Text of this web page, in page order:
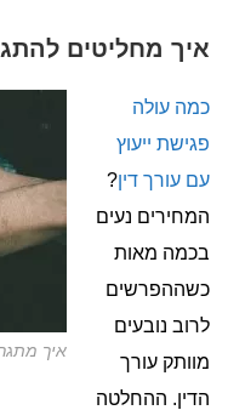
איך מחליטים
איך
כמה עולה
פגישת ייעוץ
עם עורך דין?
המחירים נעים
בכמה מאות
כשההפרשים
לרוב נובעים
מוותק עורך
הדין. ההחלטה